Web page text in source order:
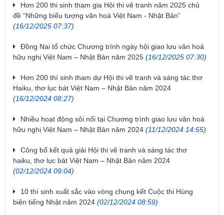
Hơn 200 thi sinh tham gia Hội thi vẽ tranh năm 2025 chủ
đề “Những biểu tượng văn hoá Việt Nam - Nhật Bản”
(16/12/2025 07:37)
Đồng Nai tổ chức Chương trình ngày hội giao lưu văn hoá
hữu nghị Việt Nam – Nhật Bản năm 2025 (16/12/2025 07:30)
Hơn 200 thí sinh tham dự Hội thi vẽ tranh và sáng tác thơ
Haiku, thơ lục bát Việt Nam – Nhật Bản năm 2024
(16/12/2024 08:27)
Nhiều hoạt động sôi nổi tại Chương trình giao lưu văn hoá
hữu nghị Việt Nam – Nhật Bản năm 2024 (11/12/2024 14:55)
Công bố kết quả giải Hội thi vẽ tranh và sáng tác thơ
haiku, thơ lục bát Việt Nam – Nhật Bản năm 2024
(02/12/2024 09:04)
10 thí sinh xuất sắc vào vòng chung kết Cuộc thi Hùng
biện tiếng Nhật năm 2024 (02/12/2024 08:59)